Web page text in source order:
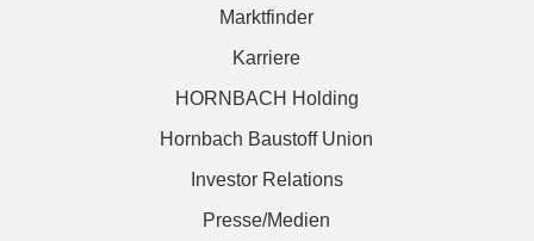
Marktfinder
Karriere
HORNBACH Holding
Hornbach Baustoff Union
Investor Relations
Presse/Medien